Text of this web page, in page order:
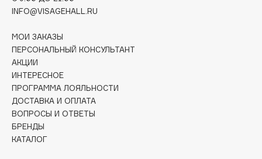
Clinique
Clive Christian
Club De Nuit
Collagenina
Consly
Corimo
CosRX
Cottolina
Crescina
INFO@VISAGEHALL.RU
МОИ ЗАКАЗЫ
ПЕРСОНАЛЬНЫЙ КОНСУЛЬТАНТ
АКЦИИ
ИНТЕРЕСНОЕ
ПРОГРАММА ЛОЯЛЬНОСТИ
ДОСТАВКА И ОПЛАТА
ВОПРОСЫ И ОТВЕТЫ
БРЕНДЫ
КАТАЛОГ